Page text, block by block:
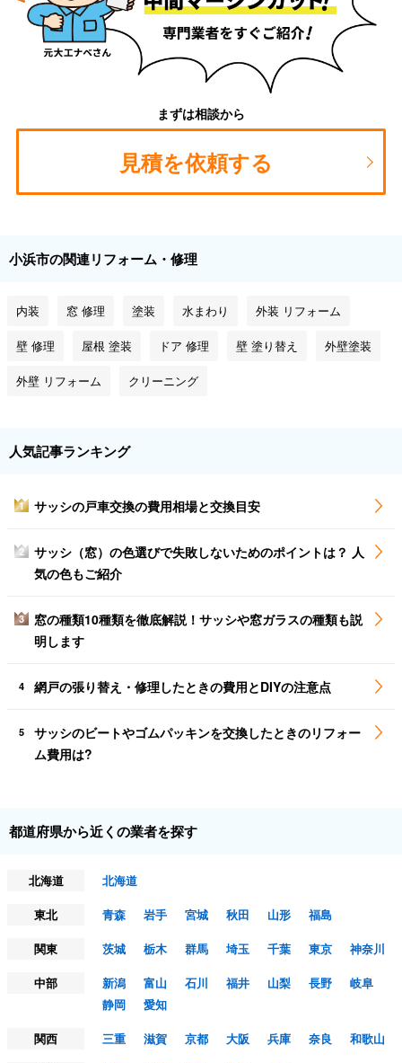
まずは相談から
見積を依頼する
小浜市の関連リフォーム・修理
内装 窓 修理 塗装 水まわり 外装 リフォーム
壁 修理 屋根 塗装 ドア 修理 壁 塗り替え 外壁塗装
外壁 リフォーム クリーニング
人気記事ランキング
1 サッシの戸車交換の費用相場と交換目安
2
サッシ（窓）の色選びで失敗しないためのポイントは？ 人
気の色もご紹介
3
窓の種類10種類を徹底解説！サッシや窓ガラスの種類も説
明します
4 網戸の張り替え・修理したときの費用とDIYの注意点
5
サッシのビートやゴムパッキンを交換したときのリフォー
ム費用は?
都道府県から近くの業者を探す
北海道
北海道
東北
青森 岩手 宮城 秋田 山形
福島
関東
茨城 栃木 群馬 埼玉 千葉 東京
神奈川
中部
新潟 富山 石川 福井 山梨 長野
岐阜
静岡
愛知
関西
三重 滋賀 京都 大阪 兵庫 奈良
和歌山